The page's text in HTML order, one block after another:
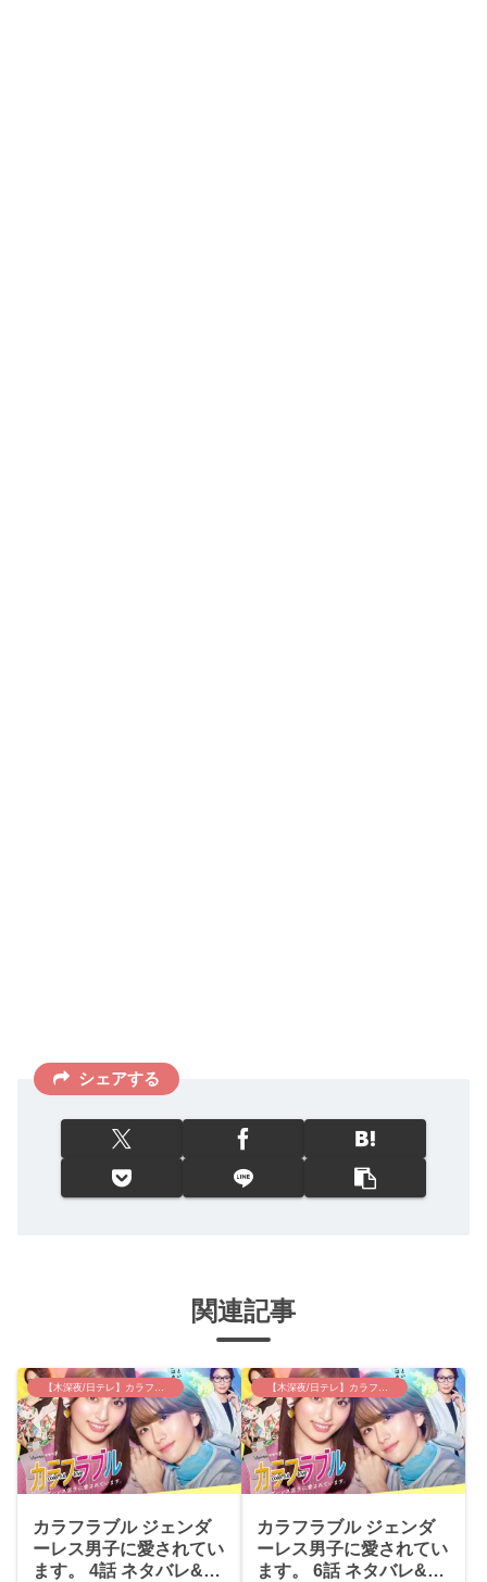
シェアする
関連記事
【木深夜/日テレ】カラフラブル
カラフラブル ジェンダ
ーレス男子に愛されてい
ます。 4話 ネタバレ&感
【木深夜/日テレ】カラフラブル
カラフラブル ジェンダ
ーレス男子に愛されてい
ます。 6話 ネタバレ&感